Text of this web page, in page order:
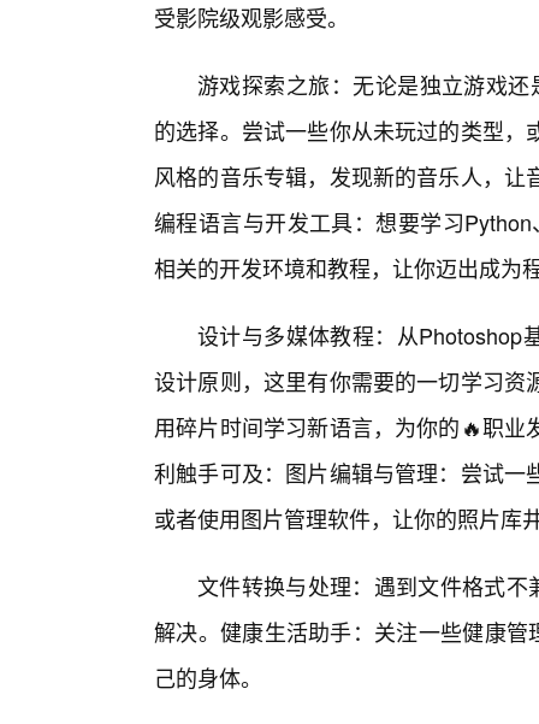
受影院级观影感受。
游戏探索之旅：无论是独立游戏
的选择。尝试一些你从未玩过的类型
风格的音乐专辑，发现新的音乐人，
编程语言与开发工具：想要学习
相关的开发环境和教程，让你迈出成为
设计与多媒体教程：从Photoshop
设计原则，这里有你需要的一切学习
用碎片时间学习新语言，为你的🔥职
利触手可及：图片编辑与管理：尝试
或者使用图片管理软件，让你的照片库
文件转换与处理：遇到文件格式不
解决。健康生活助手：关注一些健康
己的身体。